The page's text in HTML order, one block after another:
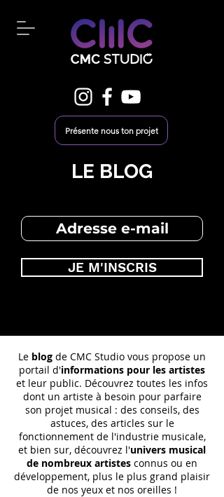
Présente nous ton projet
LE BLOG
JE M'INSCRIS
Le blog de CMC Studio vous propose un
portail d'informations pour les artistes
et leur public. Découvrez toutes les infos
dont un artiste à besoin pour parfaire
son projet musical : des conseils, des
astuces, des articles sur le
fonctionnement de l'industrie musicale,
et bien sur, découvrez l'univers musical
de nombreux artistes connus ou en
développement, plus le plus grand plaisir
de nos yeux et nos oreilles !